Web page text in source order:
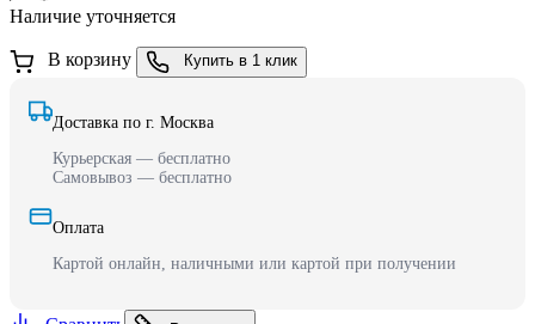
Наличие уточняется
В корзину Купить в 1 клик
Доставка по г. Москва
Курьерская — бесплатно
Самовывоз — бесплатно
Оплата
Картой онлайн, наличными или картой при получении